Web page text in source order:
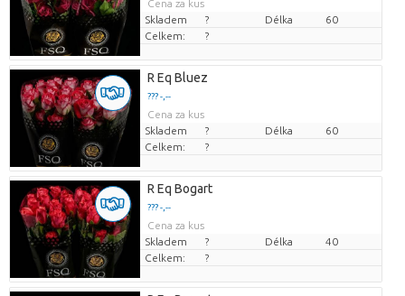
Cena za kus
Skladem
? Délka
60
Celkem:
?
R Eq Bluez
??? -,--
Cena za kus
Skladem
? Délka
60
Celkem:
?
R Eq Bogart
??? -,--
Cena za kus
Skladem
? Délka
40
Celkem:
?